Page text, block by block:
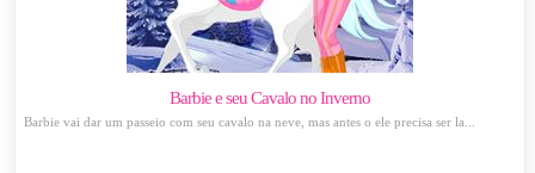
Barbie e seu Cavalo no Inverno
Barbie vai dar um passeio com seu cavalo na neve, mas antes o ele precisa ser la...